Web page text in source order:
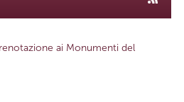
ai Monumenti del